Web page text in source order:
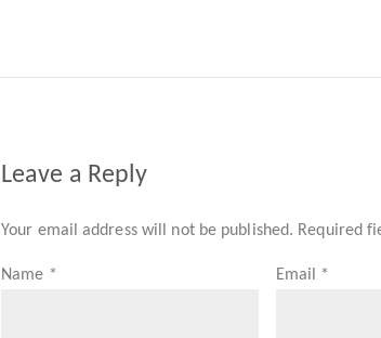
Leave a Reply
Your email address will not be published. Required
Name * Email *